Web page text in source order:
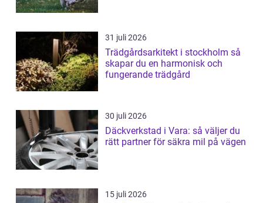
31 juli 2026
Trädgårdsarkitekt i stockholm så
skapar du en harmonisk och
fungerande trädgård
30 juli 2026
Däckverkstad i Vara: så väljer du
rätt partner för säkra mil på vägen
15 juli 2026